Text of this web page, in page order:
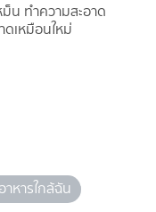
น ทำความสะอาด
ดเหมือนใหม่
าหารใกล้ฉัน